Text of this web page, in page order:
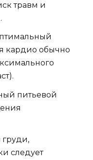
травм и
кардио обычно
питьевой
следует